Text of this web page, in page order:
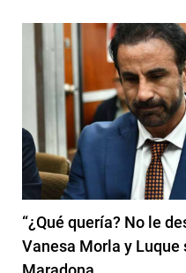
“¿Qué quería? No le
Vanesa Morla y